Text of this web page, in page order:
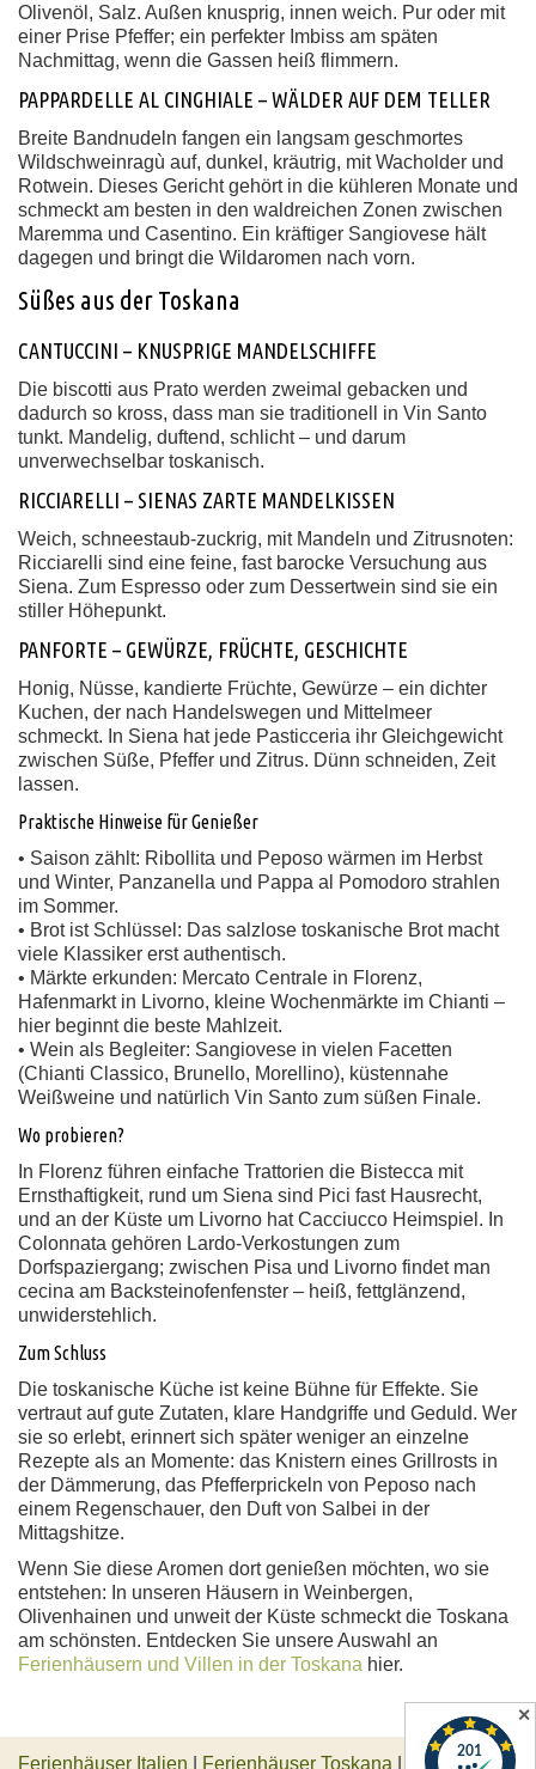
Olivenöl, Salz. Außen knusprig, innen weich. Pur oder mit
einer Prise Pfeffer; ein perfekter Imbiss am späten
Nachmittag, wenn die Gassen heiß flimmern.
PAPPARDELLE AL CINGHIALE – WÄLDER AUF DEM TELLER
Breite Bandnudeln fangen ein langsam geschmortes
Wildschweinragù auf, dunkel, kräutrig, mit Wacholder und
Rotwein. Dieses Gericht gehört in die kühleren Monate und
schmeckt am besten in den waldreichen Zonen zwischen
Maremma und Casentino. Ein kräftiger Sangiovese hält
dagegen und bringt die Wildaromen nach vorn.
Süßes aus der Toskana
CANTUCCINI – KNUSPRIGE MANDELSCHIFFE
Die biscotti aus Prato werden zweimal gebacken und
dadurch so kross, dass man sie traditionell in Vin Santo
tunkt. Mandelig, duftend, schlicht – und darum
unverwechselbar toskanisch.
RICCIARELLI – SIENAS ZARTE MANDELKISSEN
Weich, schneestaub-zuckrig, mit Mandeln und Zitrusnoten:
Ricciarelli sind eine feine, fast barocke Versuchung aus
Siena. Zum Espresso oder zum Dessertwein sind sie ein
stiller Höhepunkt.
PANFORTE – GEWÜRZE, FRÜCHTE, GESCHICHTE
Honig, Nüsse, kandierte Früchte, Gewürze – ein dichter
Kuchen, der nach Handelswegen und Mittelmeer
schmeckt. In Siena hat jede Pasticceria ihr Gleichgewicht
zwischen Süße, Pfeffer und Zitrus. Dünn schneiden, Zeit
lassen.
Praktische Hinweise für Genießer
• Saison zählt: Ribollita und Peposo wärmen im Herbst
und Winter, Panzanella und Pappa al Pomodoro strahlen
im Sommer.
• Brot ist Schlüssel: Das salzlose toskanische Brot macht
viele Klassiker erst authentisch.
• Märkte erkunden: Mercato Centrale in Florenz,
Hafenmarkt in Livorno, kleine Wochenmärkte im Chianti –
hier beginnt die beste Mahlzeit.
• Wein als Begleiter: Sangiovese in vielen Facetten
(Chianti Classico, Brunello, Morellino), küstennahe
Weißweine und natürlich Vin Santo zum süßen Finale.
Wo probieren?
In Florenz führen einfache Trattorien die Bistecca mit
Ernsthaftigkeit, rund um Siena sind Pici fast Hausrecht,
und an der Küste um Livorno hat Cacciucco Heimspiel. In
Colonnata gehören Lardo-Verkostungen zum
Dorfspaziergang; zwischen Pisa und Livorno findet man
cecina am Backsteinofenfenster – heiß, fettglänzend,
unwiderstehlich.
Zum Schluss
Die toskanische Küche ist keine Bühne für Effekte. Sie
vertraut auf gute Zutaten, klare Handgriffe und Geduld. Wer
sie so erlebt, erinnert sich später weniger an einzelne
Rezepte als an Momente: das Knistern eines Grillrosts in
der Dämmerung, das Pfefferprickeln von Peposo nach
einem Regenschauer, den Duft von Salbei in der
Mittagshitze.
Wenn Sie diese Aromen dort genießen möchten, wo sie
entstehen: In unseren Häusern in Weinbergen,
Olivenhainen und unweit der Küste schmeckt die Toskana
am schönsten. Entdecken Sie unsere Auswahl an
Ferienhäusern und Villen in der Toskana hier.
Ferienhäuser Italien Ferienhäuser Toskana
✕